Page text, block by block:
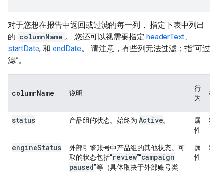
对于您想在报告中返回或过滤的每一列， 指定下表中列出
的 columnName 。 您还可以视需要指定 headerText、
startDate, 和 endDate。 请注意，有些列无法过滤；指“可过
滤”。
columnName 说明
行
为
类
status 产品组的状态。始终为 Active。
属
性
engineStatus
外部引擎账号中产品组的其他状态。可
取的状态包括“review”“campaign
paused”等（具体取决于外部账号类
属
性